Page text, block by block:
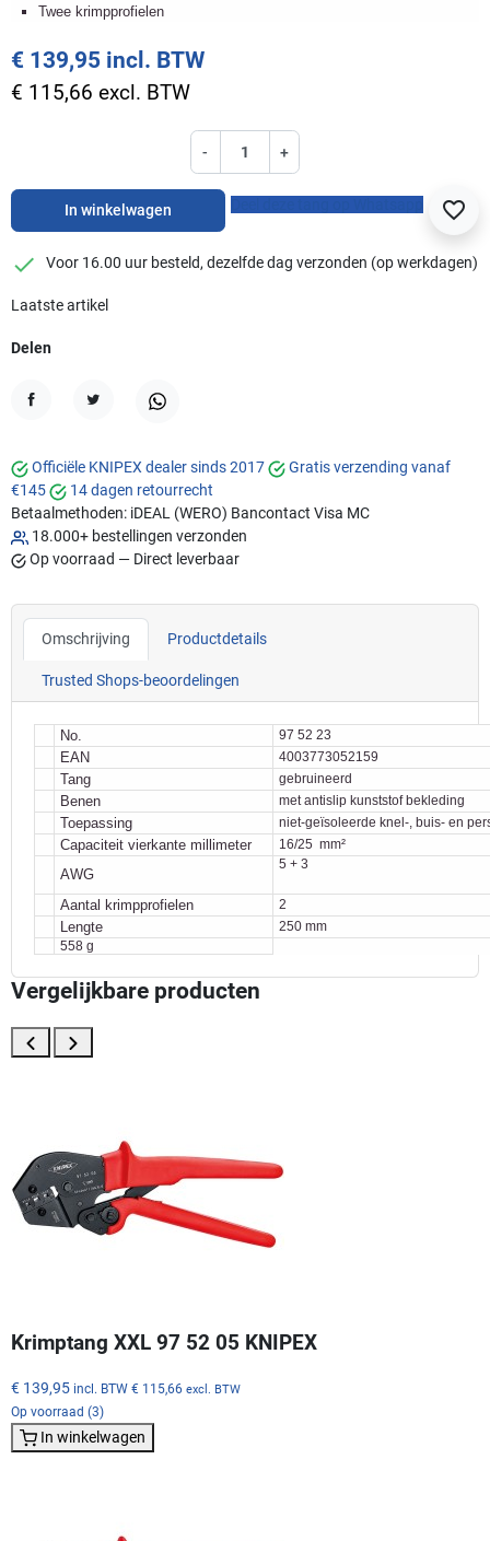
Twee krimpprofielen
€ 139,95 incl. BTW
€ 115,66 excl. BTW
- +
In winkelwagen favorite_border
checkmark
Voor 16.00 uur besteld, dezelfde dag verzonden (op werkdagen)
Laatste artikel
Delen
Officiële KNIPEX dealer sinds 2017
Gratis verzending vanaf
€145
14 dagen retourrecht
Betaalmethoden: iDEAL (WERO) Bancontact Visa MC
18.000+ bestellingen verzonden
Op voorraad — Direct leverbaar
Omschrijving Productdetails
Trusted Shops-beoordelingen
No. 97 52 23
EAN 4003773052159
Tang gebruineerd
Benen met antislip kunststof bekleding
Toepassing niet-geïsoleerde knel-, buis- en
Capaciteit vierkante millimeter 16/25 mm²
AWG
5 + 3
Aantal krimpprofielen 2
Lengte
250 mm
558 g
Vergelijkbare producten
Krimptang XXL 97 52 05 KNIPEX
€ 139,95 incl. BTW € 115,66 excl. BTW
Op voorraad (3)
In winkelwagen